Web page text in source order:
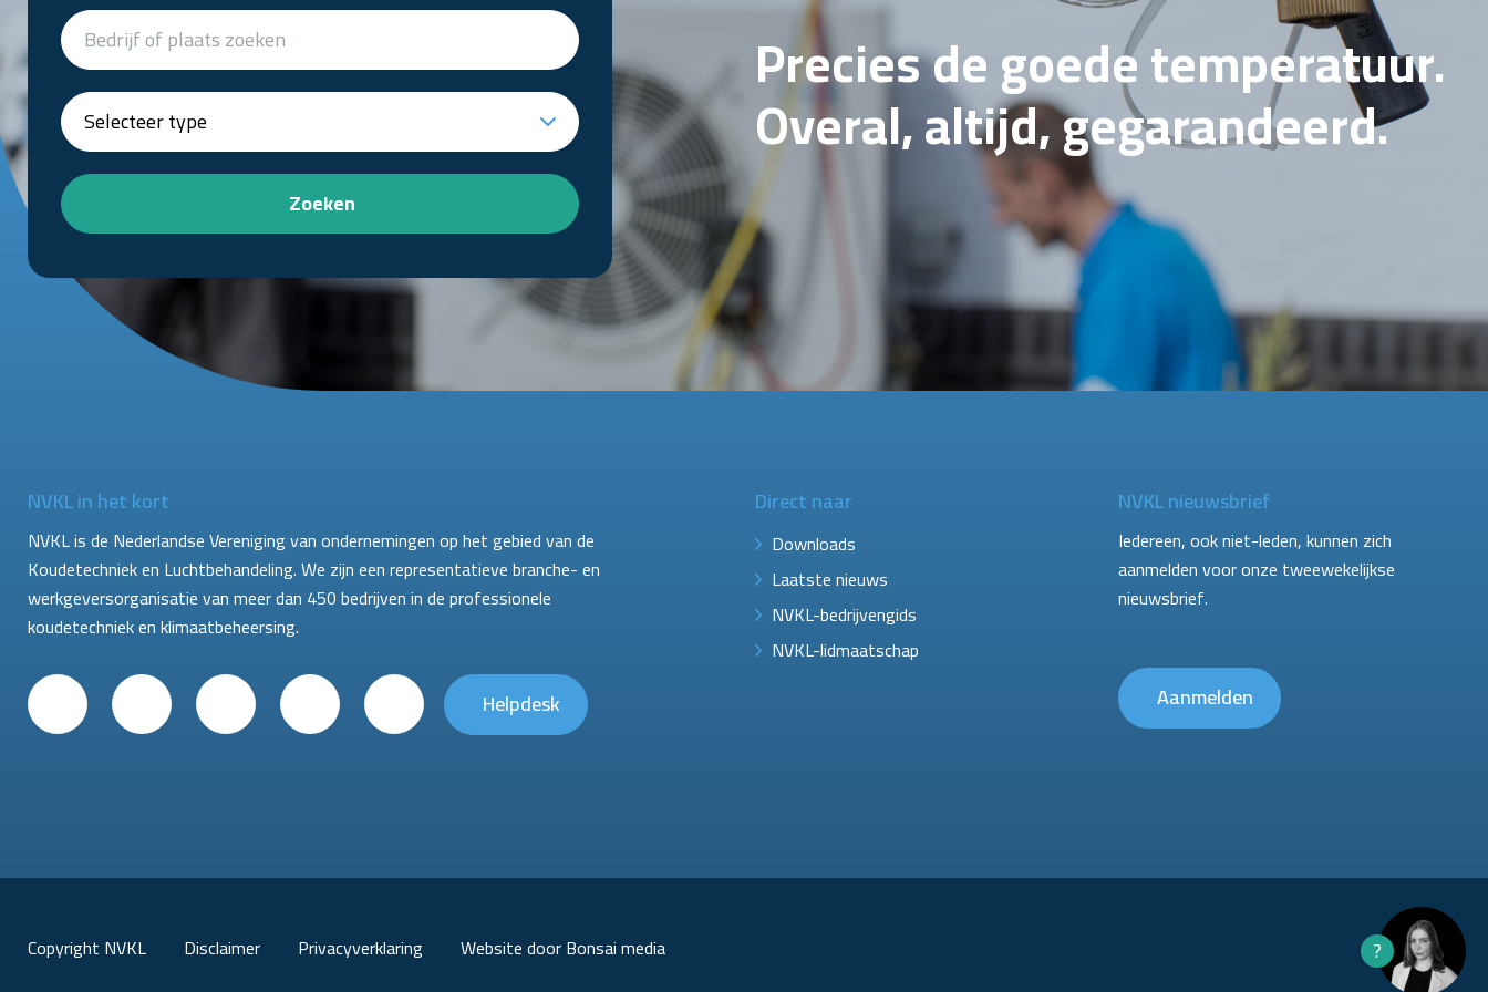
Zoeken
Precies de goede temperatuur.
Overal, altijd, gegarandeerd.
NVKL in het kort
NVKL is de Nederlandse Vereniging van ondernemingen op het gebied van de
Koudetechniek en Luchtbehandeling. We zijn een representatieve branche- en
werkgeversorganisatie van meer dan 450 bedrijven in de professionele
koudetechniek en klimaatbeheersing.
Helpdesk
Direct naar
Downloads
Laatste nieuws
NVKL-bedrijvengids
NVKL-lidmaatschap
NVKL nieuwsbrief
Iedereen, ook niet-leden, kunnen zich
aanmelden voor onze tweewekelijkse
nieuwsbrief.
Aanmelden
Copyright NVKL Disclaimer Privacyverklaring Website door Bonsai media ?